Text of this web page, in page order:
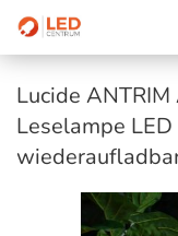
Lucide
Leselampe